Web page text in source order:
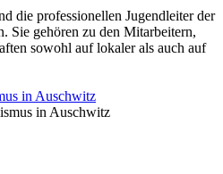
die professionellen Jugendleiter der
Sie gehören zu den Mitarbeitern,
sowohl auf lokaler als auch auf
in Auschwitz